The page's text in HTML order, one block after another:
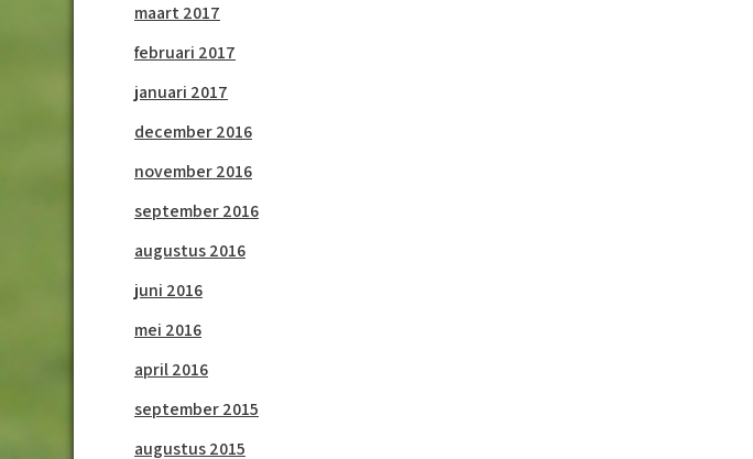
maart 2017
februari 2017
januari 2017
december 2016
november 2016
september 2016
augustus 2016
juni 2016
mei 2016
april 2016
september 2015
augustus 2015